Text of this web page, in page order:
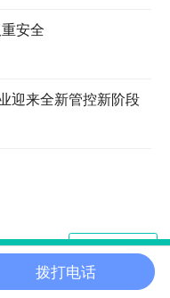
安全
迎来全新管控新阶段
电脑端
拨打电话